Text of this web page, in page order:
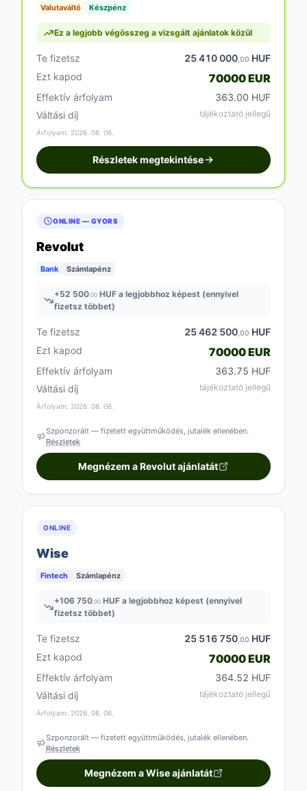
Valutaváltó Készpénz
Ez a legjobb végösszeg a vizsgált ajánlatok közül
Te fizetsz 25 410 000 ,00 HUF
Ezt kapod
70000 EUR
Effektív árfolyam
363.00 HUF
Váltási díj
tájékoztató jellegű
Árfolyam: 2026. 08. 06.
Részletek megtekintése
ONLINE — GYORS
Revolut
Bank Számlapénz
+52 500 ,00 HUF a legjobbhoz képest (ennyivel
fizetsz többet)
Te fizetsz 25 462 500 ,00 HUF
Ezt kapod
70000 EUR
Effektív árfolyam
363.75 HUF
Váltási díj
tájékoztató jellegű
Árfolyam: 2026. 08. 06.
Szponzorált — fizetett együttműködés, jutalék ellenében.
Részletek
Megnézem a Revolut ajánlatát
ONLINE
Wise
Fintech Számlapénz
+106 750 ,00 HUF a legjobbhoz képest (ennyivel
fizetsz többet)
Te fizetsz 25 516 750 ,00 HUF
Ezt kapod
70000 EUR
Effektív árfolyam
364.52 HUF
Váltási díj
tájékoztató jellegű
Árfolyam: 2026. 08. 06.
Szponzorált — fizetett együttműködés, jutalék ellenében.
Részletek
Megnézem a Wise ajánlatát